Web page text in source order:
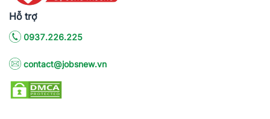
Hỗ trợ
0937.226.225
contact@jobsnew.vn